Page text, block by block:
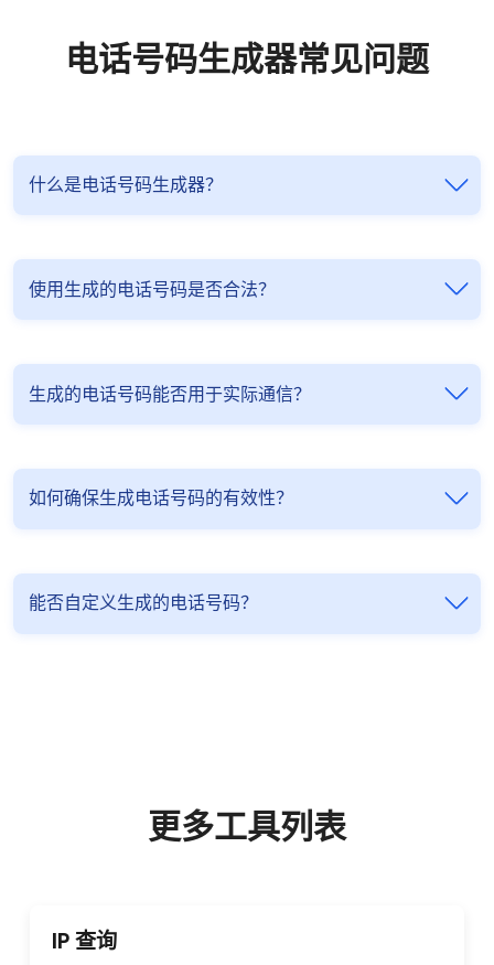
电话号码生成器常见问题
什么是电话号码生成器？
使用生成的电话号码是否合法？
生成的电话号码能否用于实际通信？
如何确保生成电话号码的有效性？
能否自定义生成的电话号码？
更多工具列表
IP 查询